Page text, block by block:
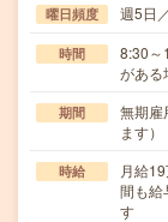
曜日頻度 週5日
時間
8:30～
がある
期間
無期雇
ます）
時給
月給
間も
す